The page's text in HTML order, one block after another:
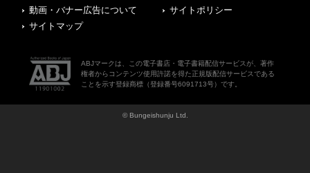
動画・バナー広告について
サイトポリシー
サイトマップ
ABJマークは、この電子書店・電子書籍配信サービスが、著作
権者からコンテンツ使用許諾を得た正規版配信サービスである
ことを示す登録商標（登録番号6091713号）です。
© Bungeishunju Ltd.